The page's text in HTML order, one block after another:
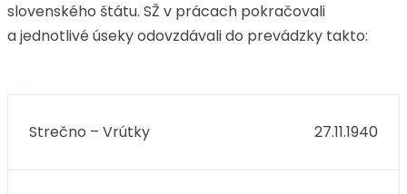
slovenského štátu. SŽ v prácach pokračovali
a jednotlivé úseky odovzdávali do prevádzky takto:
Strečno – Vrútky 27.11.1940